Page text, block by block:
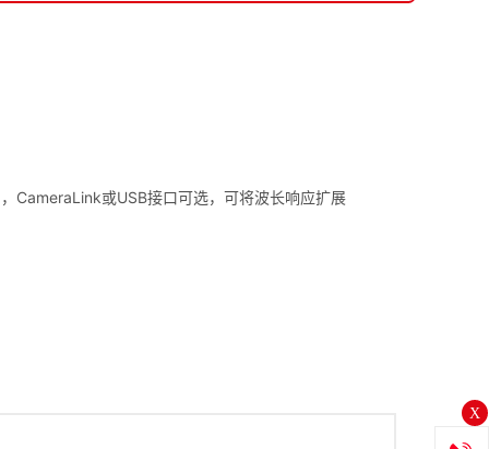
CameraLink或USB接口可选，可将波长响应扩展
X